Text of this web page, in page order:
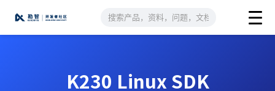
K230 Linux SDK